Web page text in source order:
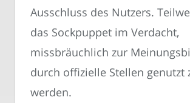
Ausschluss des Nutzers.
das Sockpuppet im Verdacht,
missbräuchlich zur
durch offizielle Stellen genutzt
werden.